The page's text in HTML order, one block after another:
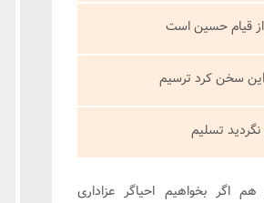
قیام حسین است
سخن کرد ترسیم
تسلیم
اگر بخواهیم احیاگر عزاداری